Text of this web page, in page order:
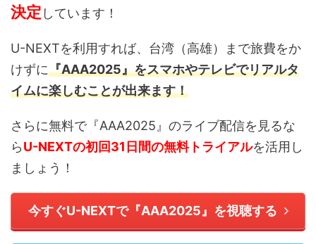
決定 しています！
U-NEXTを利用すれば、台湾（高雄）まで旅費をか
けずに『AAA2025』をスマホやテレビでリアルタ
イムに楽しむことが出来ます！
さらに無料で『AAA2025』のライブ配信を見るな
らU-NEXTの初回31日間の無料トライアルを活用し
ましょう！
今すぐU-NEXTで『AAA2025』を視聴する